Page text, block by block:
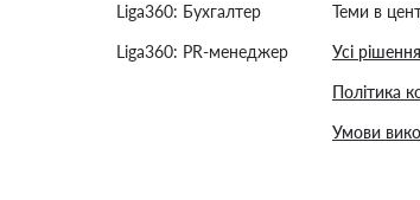
Liga360: Бухгалтер
Liga360: PR-менеджер
Теми в
Усі
Політика
Умови